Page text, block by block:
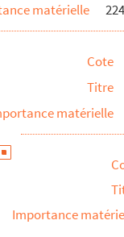
Joseph, maire de Douai
matérielle
Cote
Titre
matérielle
Importance